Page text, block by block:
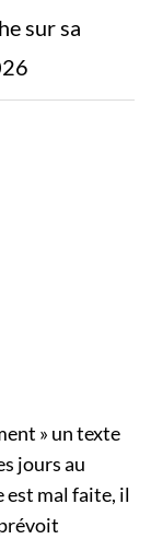
sur sa
» un texte
jours au
est mal faite, il